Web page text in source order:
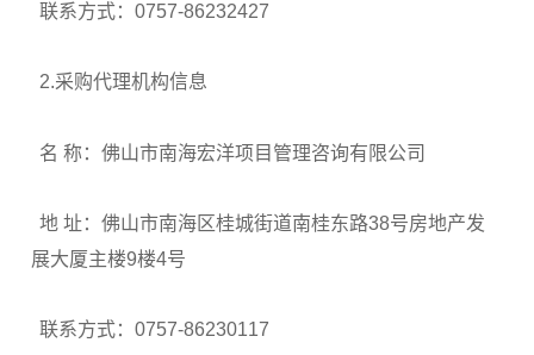
联系方式：0757-86232427
2.采购代理机构信息
名 称：佛山市南海宏洋项目管理咨询有限公司
地 址：佛山市南海区桂城街道南桂东路38号房地产发
展大厦主楼9楼4号
联系方式：0757-86230117